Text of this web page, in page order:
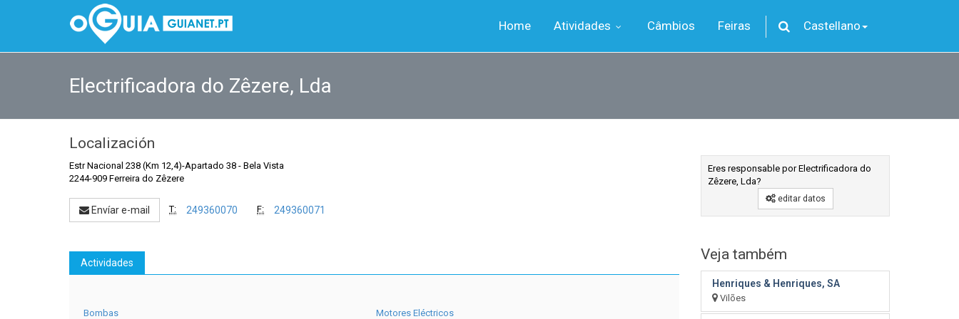
Home Atividades Câmbios Feiras Castellano
Electrificadora do Zêzere, Lda
Localización
Estr Nacional 238 (Km 12,4)-Apartado 38 - Bela Vista
2244-909 Ferreira do Zêzere
Envíar e-mail T: 249360070 F: 249360071
Actividades
Bombas
Motores Eléctricos
Eres responsable por Electrificadora do
Zêzere, Lda?
editar datos
Veja também
Henriques & Henriques, SA
Vilões